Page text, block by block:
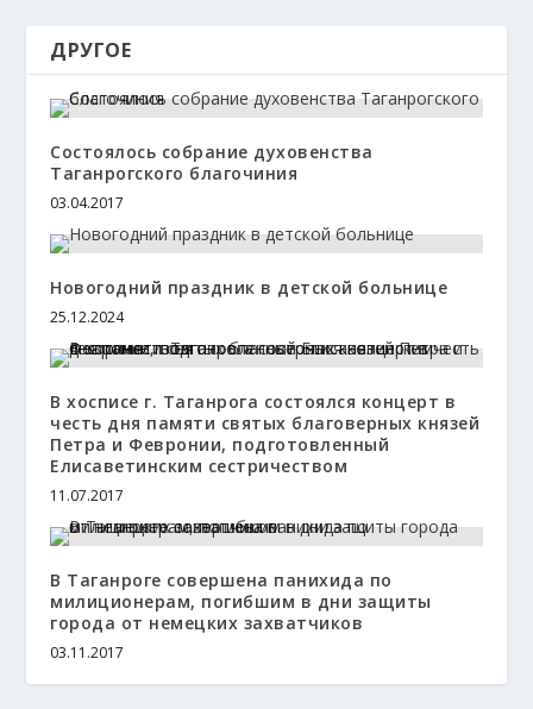
ДРУГОЕ
Состоялось собрание духовенства
Таганрогского благочиния
03.04.2017
Новогодний праздник в детской больнице
25.12.2024
В хосписе г. Таганрога состоялся концерт в
честь дня памяти святых благоверных князей
Петра и Февронии, подготовленный
Елисаветинским сестричеством
11.07.2017
В Таганроге совершена панихида по
милиционерам, погибшим в дни защиты
города от немецких захватчиков
03.11.2017